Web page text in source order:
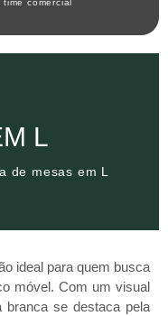
comercial
L
de mesas em L
L
mesas em L
ideal para quem busca
móvel. Com um visual
branca se destaca pela